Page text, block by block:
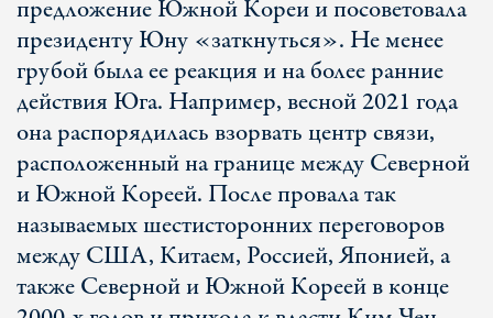
предложение Южной Кореи и посоветовала
президенту Юну «заткнуться». Не менее
грубой была ее реакция и на более ранние
действия Юга. Например, весной 2021 года
она распорядилась взорвать центр связи,
расположенный на границе между Северной
и Южной Кореей. После провала так
называемых шестисторонних переговоров
между США, Китаем, Россией, Японией, а
также Северной и Южной Кореей в конце